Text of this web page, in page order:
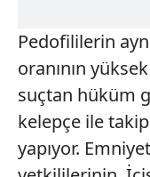
Pedofililerin
oranının
suçtan hüküm
kelepçe ile
yapıyor.